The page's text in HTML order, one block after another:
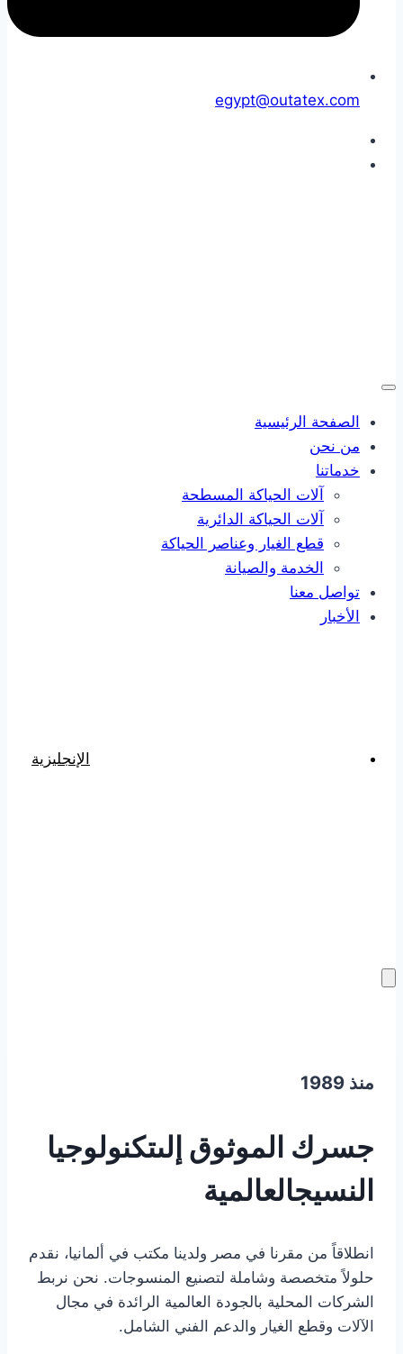
egypt@outatex.com
الصفحة الرئيسية
من نحن
خدماتنا
آلات الحياكة المسطحة
آلات الحياكة الدائرية
قطع الغيار وعناصر الحياكة
الخدمة والصيانة
تواصل معنا
الأخبار
الإنجليزية
منذ 1989
جسرك الموثوق إلىتكنولوجيا
النسيجالعالمية
انطلاقاً من مقرنا في مصر ولدينا مكتب في ألمانيا، نقدم
حلولاً متخصصة وشاملة لتصنيع المنسوجات. نحن نربط
الشركات المحلية بالجودة العالمية الرائدة في مجال
الآلات وقطع الغيار والدعم الفني الشامل.